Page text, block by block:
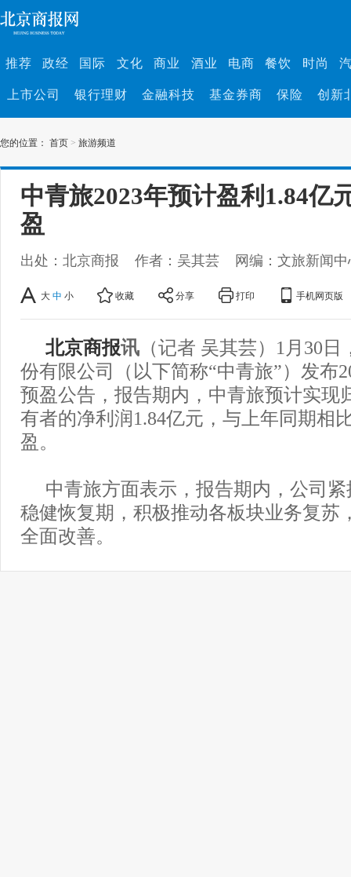
推荐 政经 国际 文化 商业 酒业 电商 餐饮 时尚
上市公司 银行理财 金融科技 基金券商 保险 创新
您的位置： 首页 > 旅游频道
中青旅2023年预计盈利1.84亿
盈
出处：北京商报 作者：吴其芸 网编：文旅新闻中
大 中 小 收藏 分享 打印 手机网页版
北京商报讯 （记者 吴其芸）1月30
份有限公司（以下简称“中青旅”）发布
预盈公告，报告期内，中青旅预计实现
有者的净利润1.84亿元，与上年同期相
盈。
中青旅方面表示，报告期内，公司
稳健恢复期，积极推动各板块业务复苏
全面改善。